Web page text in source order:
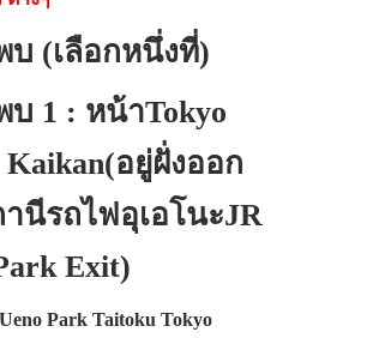
(เลือกหนึ่งที่)
1 : หน้าTokyo
Kaikan(อยู่ฝั่งออก
นีรถไฟอุเอโนะJR
Exit)
Park Taitoku Tokyo